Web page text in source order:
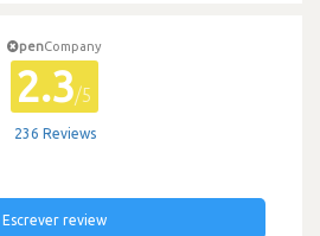
penCompany
2.3/5
236 Reviews
Escrever review